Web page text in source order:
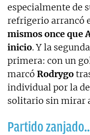
especialmente de
refrigerio arrancó
mismos once que
inicio. Y la
primera: con un
marcó Rodrygo
individual por la
solitario sin mirar
Partido